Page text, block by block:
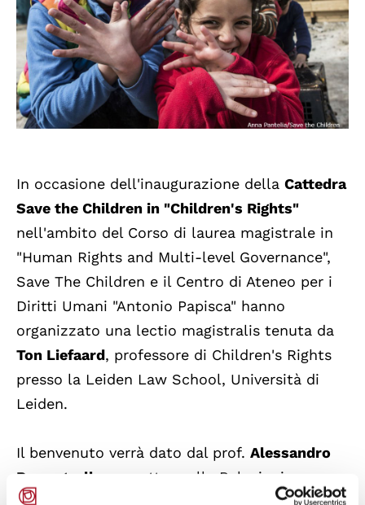
In occasione dell'inaugurazione della Cattedra
Save the Children in "Children's Rights"
nell'ambito del Corso di laurea magistrale in
"Human Rights and Multi-level Governance",
Save The Children e il Centro di Ateneo per i
Diritti Umani "Antonio Papisca" hanno
organizzato una lectio magistralis tenuta da
Ton Liefaard, professore di Children's Rights
presso la Leiden Law School, Università di
Leiden.
Il benvenuto verrà dato dal prof. Alessandro
Paccagnella
, prorettore alle Relazioni
Internazionali e da
, vice